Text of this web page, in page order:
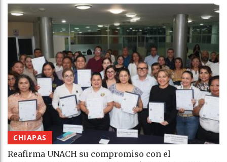
CHIAPAS
Reafirma UNACH su compromiso con el